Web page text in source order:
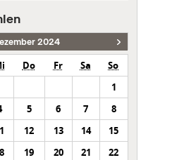
2024
Do Fr Sa
So
1
5 6 7
8
12 13 14
15
19 20 21
22